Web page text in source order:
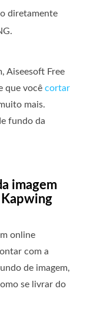
diretamente
Aiseesoft Free
que você cortar
mais.
fundo da
imagem
online
com a
de imagem,
se livrar do